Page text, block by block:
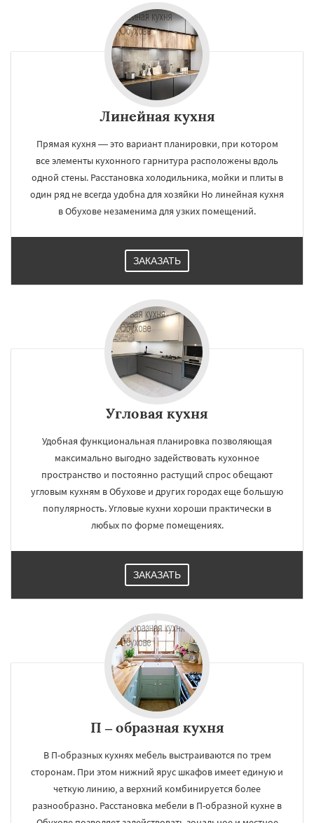
Линейная кухня
Прямая кухня — это вариант планировки, при котором
все элементы кухонного гарнитура расположены вдоль
одной стены. Расстановка холодильника, мойки и плиты в
один ряд не всегда удобна для хозяйки Но линейная кухня
в Обухове незаменима для узких помещений.
ЗАКАЗАТЬ
Угловая кухня
Удобная функциональная планировка позволяющая
максимально выгодно задействовать кухонное
пространство и постоянно растущий спрос обещают
угловым кухням в Обухове и других городах еще большую
популярность. Угловые кухни хороши практически в
любых по форме помещениях.
ЗАКАЗАТЬ
П – образная кухня
В П-образных кухнях мебель выстраиваются по трем
сторонам. При этом нижний ярус шкафов имеет единую и
четкую линию, а верхний комбинируется более
разнообразно. Расстановка мебели в П-образной кухне в